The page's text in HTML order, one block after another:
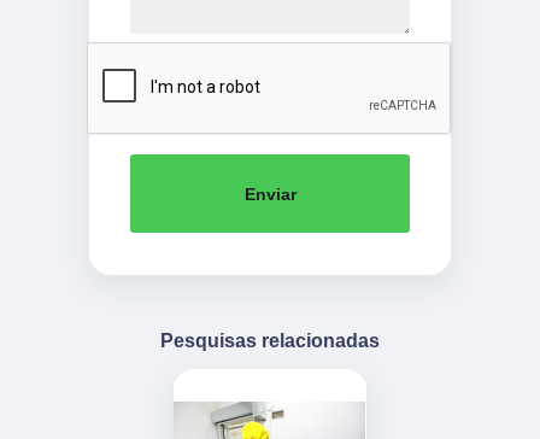
Enviar
Pesquisas relacionadas